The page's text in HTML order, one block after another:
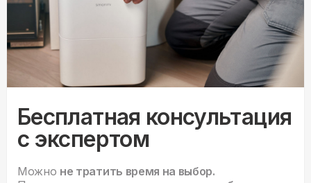
Бесплатная консультация
с экспертом
Можно не тратить время на выбор.